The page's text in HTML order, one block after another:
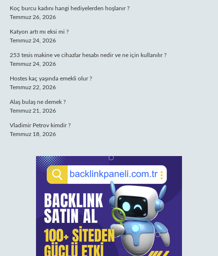
Koç burcu kadını hangi hediyelerden hoşlanır ?
Temmuz 26, 2026
Katyon artı mı eksi mi ?
Temmuz 24, 2026
253 tesis makine ve cihazlar hesabı nedir ve ne için kullanılır ?
Temmuz 24, 2026
Hostes kaç yaşında emekli olur ?
Temmuz 22, 2026
Alaş bulaş ne demek ?
Temmuz 21, 2026
Vladimir Petrov kimdir ?
Temmuz 18, 2026